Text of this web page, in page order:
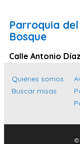
Santa Cruz
Las Palmas
Parroquia
Bosque
Calle Antonio
Quiénes somos
Buscar misas